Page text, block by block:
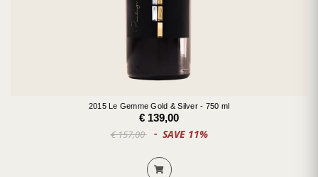
2015 Le Gemme Gold & Silver - 750 ml
€ 139,00
€ 157,00 SAVE 11%